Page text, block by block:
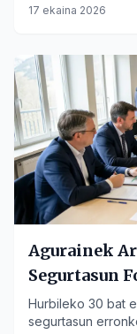
17 ekaina 2026
Agurainek
Segurtasun
Hurbileko 30 bat
segurtasun